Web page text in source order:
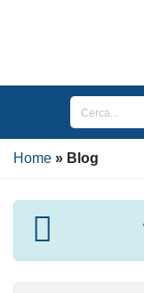
Home Blog